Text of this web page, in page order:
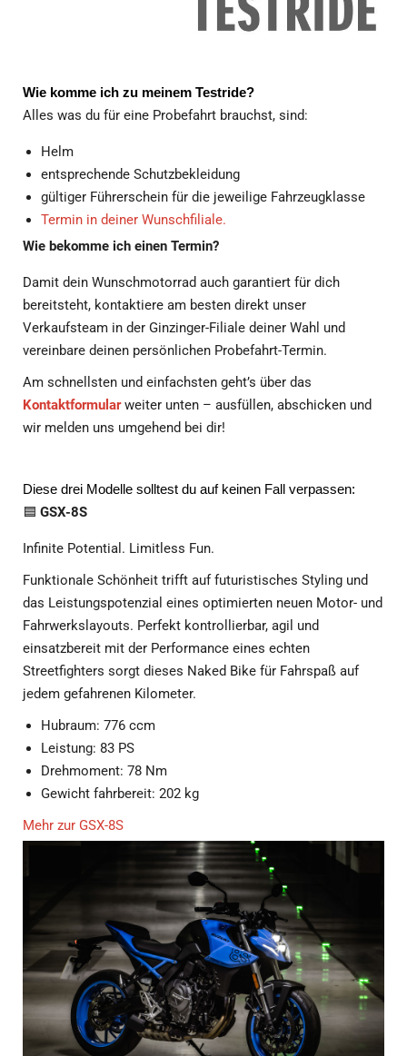
Termin in deiner Wunschfiliale.
Wie bekomme ich einen Termin?
Damit dein Wunschmotorrad auch garantiert für dich
bereitsteht, kontaktiere am besten direkt unser
Verkaufsteam in der Ginzinger-Filiale deiner Wahl und
vereinbare deinen persönlichen Probefahrt-Termin.
Am schnellsten und einfachsten geht’s über das
Kontaktformular
weiter unten – ausfüllen, abschicken und
wir melden uns umgehend bei dir!
Diese drei Modelle solltest du auf keinen Fall verpassen:
🟦GSX-8S
Fahrwerkslayouts. Perfekt kontrollierbar, agil und
einsatzbereit mit der Performance eines echten
Streetfighters sorgt dieses Naked Bike für Fahrspaß auf
Leistung: 83 PS
Drehmoment: 78 Nm
Gewicht fahrbereit: 202 kg
Mehr zur GSX-8S
🟧V-STROM 800
All Roads merge.